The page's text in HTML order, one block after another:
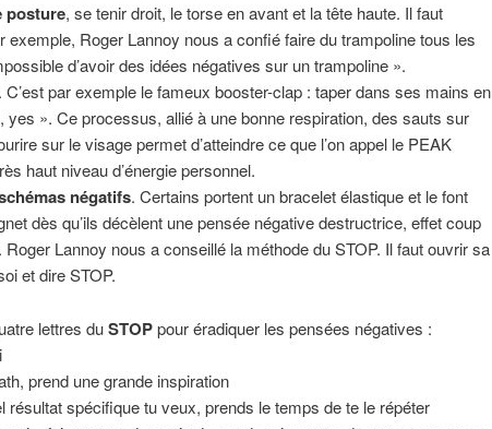
posture, se tenir droit, le torse en avant et la tête haute. Il faut
exemple, Roger Lannoy nous a confié faire du trampoline tous les
d’avoir des idées négatives sur un trampoline ».
. C’est par exemple le fameux booster-clap : taper dans ses mains en
». Ce processus, allié à une bonne respiration, des sauts sur
sur le visage permet d’atteindre ce que l’on appel le PEAK
haut niveau d’énergie personnel.
négatifs. Certains portent un bracelet élastique et le font
dès qu’ils décèlent une pensée négative destructrice, effet coup
Roger Lannoy nous a conseillé la méthode du STOP. Il faut ouvrir sa
et dire STOP.
lettres duSTOPpour éradiquer les pensées négatives :
prend une grande inspiration
résultat spécifique tu veux, prends le temps de te le répéter